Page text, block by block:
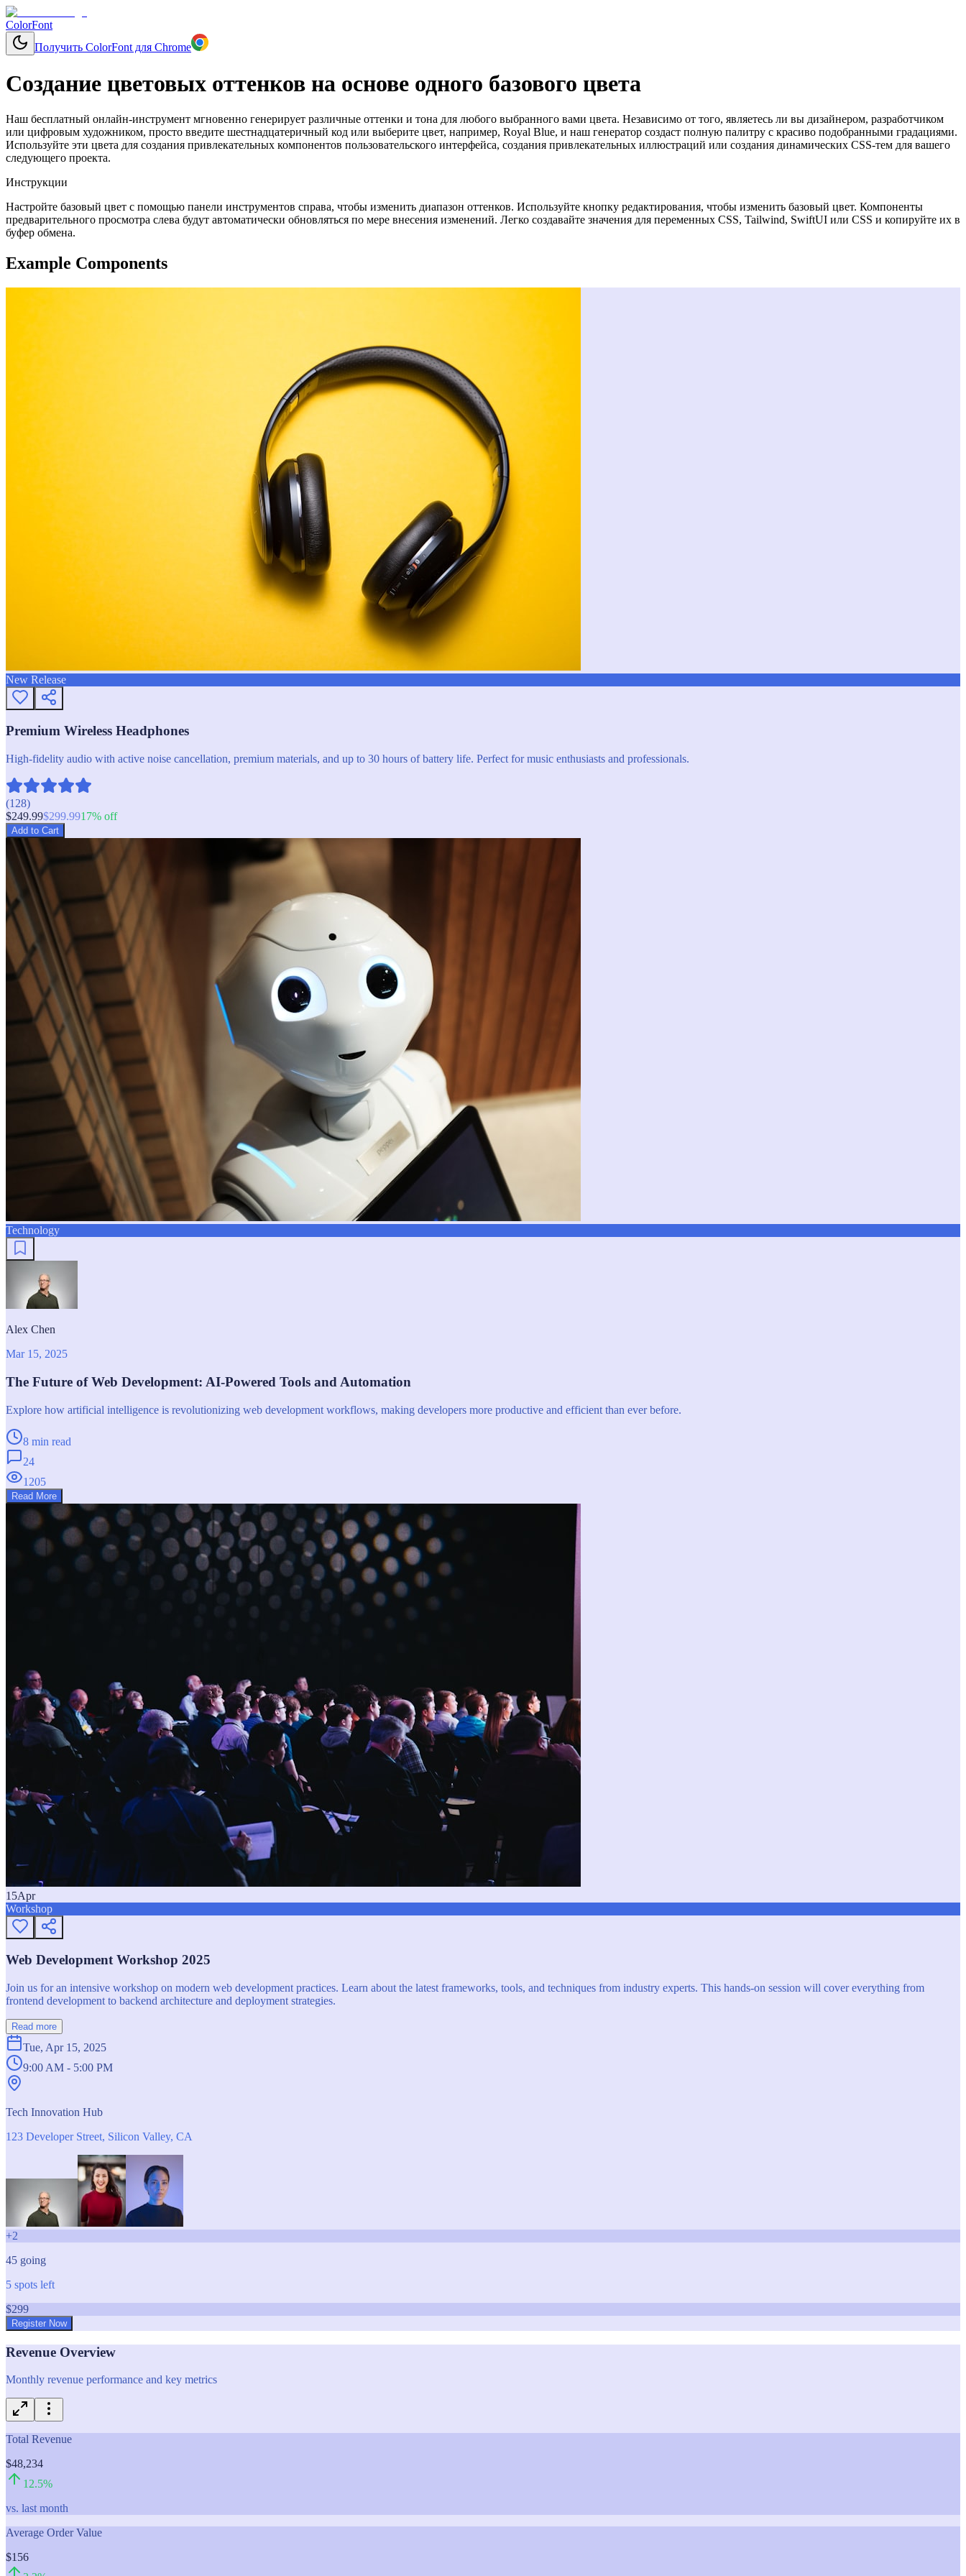
ColorFont
Получить ColorFont для Chrome
Создание цветовых оттенков на основе одного базового цвета
Наш бесплатный онлайн-инструмент мгновенно генерирует различные оттенки и тона для любого выбранного вами цвета. Независимо от того, являетесь ли вы дизайнером, разработчиком
или цифровым художником, просто введите шестнадцатеричный код или выберите цвет, например, Royal Blue, и наш генератор создаст полную палитру с красиво подобранными градациями.
Используйте эти цвета для создания привлекательных компонентов пользовательского интерфейса, создания привлекательных иллюстраций или создания динамических CSS-тем для вашего
следующего проекта.
Инструкции
Настройте базовый цвет с помощью панели инструментов справа, чтобы изменить диапазон оттенков. Используйте кнопку редактирования, чтобы изменить базовый цвет. Компоненты
предварительного просмотра слева будут автоматически обновляться по мере внесения изменений. Легко создавайте значения для переменных CSS, Tailwind, SwiftUI или CSS и копируйте их в
буфер обмена.
Example Components
New Release
Premium Wireless Headphones
High-fidelity audio with active noise cancellation, premium materials, and up to 30 hours of battery life. Perfect for music enthusiasts and professionals.
(128)
$249.99$299.9917% off
Add to Cart
Technology
Alex Chen
Mar 15, 2025
The Future of Web Development: AI-Powered Tools and Automation
Explore how artificial intelligence is revolutionizing web development workflows, making developers more productive and efficient than ever before.
8 min read
24
1205
Read More
15Apr
Workshop
Web Development Workshop 2025
Join us for an intensive workshop on modern web development practices. Learn about the latest frameworks, tools, and techniques from industry experts. This hands-on session will cover everything from
frontend development to backend architecture and deployment strategies.
Read more
Tue, Apr 15, 2025
9:00 AM - 5:00 PM
Tech Innovation Hub
123 Developer Street, Silicon Valley, CA
+2
45 going
5 spots left
$299
Register Now
Revenue Overview
Monthly revenue performance and key metrics
Total Revenue
$48,234
12.5%
vs. last month
Average Order Value
$156